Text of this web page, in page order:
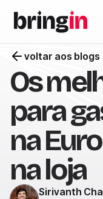
voltar aos blogs
Os
para
na
na loja
Sirivanth